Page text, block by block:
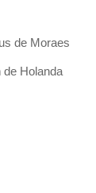
de Moraes
de Holanda